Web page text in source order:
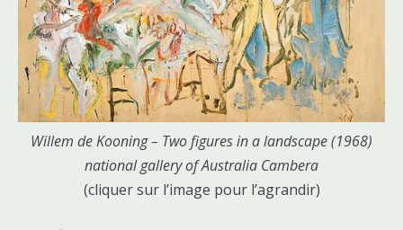
Willem de Kooning – Two figures in a landscape (1968)
national gallery of Australia Cambera
(cliquer sur l’image pour l’agrandir)